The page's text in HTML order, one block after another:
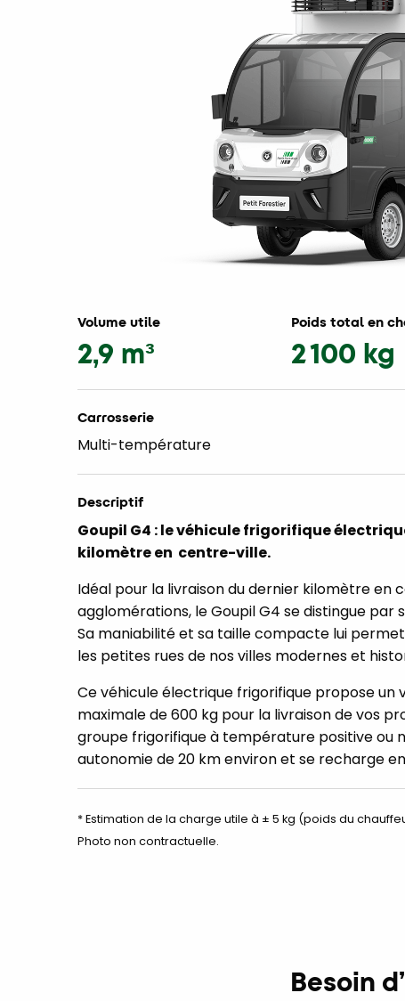
Volume utile
2,9 m³
Poids total en
2 100 kg
Carrosserie
Multi-température
Descriptif
Goupil G4 : le véhicule frigorifique
kilomètre en centre-ville.
Idéal pour la livraison du dernier kilomètre
agglomérations, le Goupil G4 se distingue
Sa maniabilité et sa taille compacte lui
les petites rues de nos villes modernes et
Ce véhicule électrique frigorifique propose un
maximale de 600 kg pour la livraison de vos
groupe frigorifique à température positive ou
autonomie de 20 km environ et se recharge
* Estimation de la charge utile à ± 5 kg (poids du
Photo non contractuelle.
Besoin